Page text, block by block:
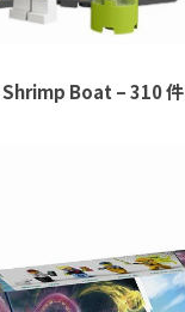
Boat – 310 件